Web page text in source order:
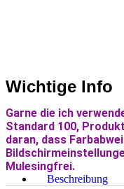
Wichtige Info
Garne die ich
Standard 100,
daran, dass
Mulesingfrei.
Beschreibung